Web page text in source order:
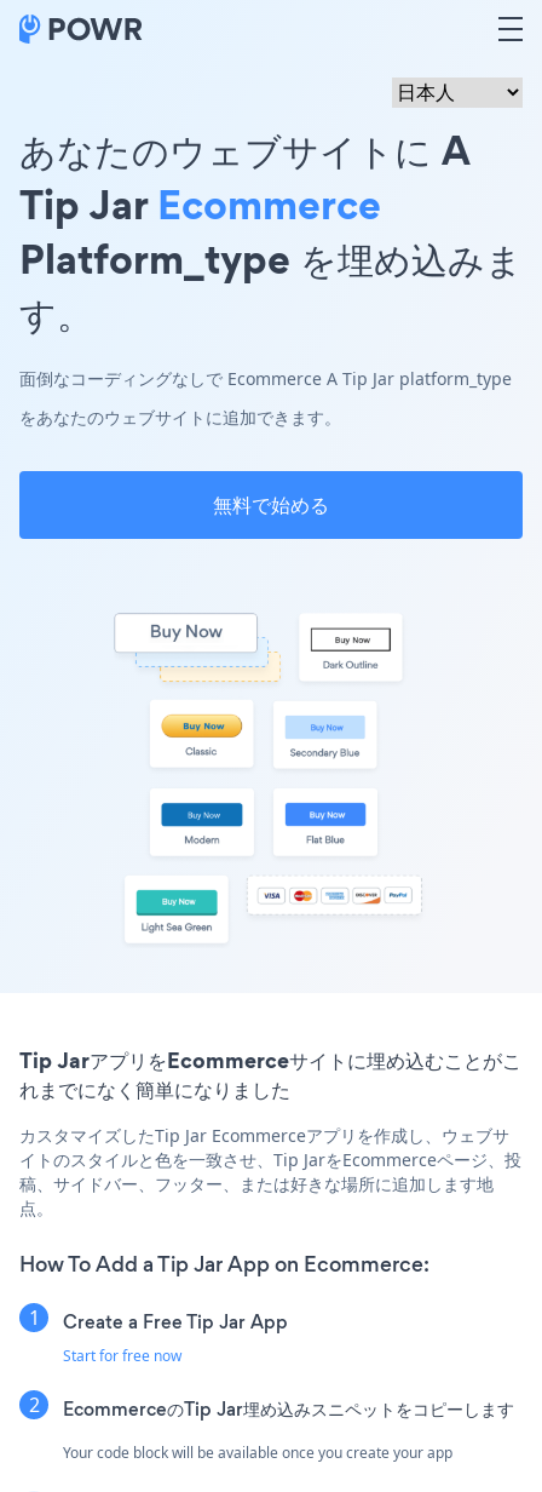
あなたのウェブサイトに A
Tip JarEcommerce
Platform_type を埋め込みま
す。
面倒なコーディングなしで Ecommerce A Tip Jar platform_type
をあなたのウェブサイトに追加できます。
無料で始める
Tip JarアプリをEcommerceサイトに埋め込むことがこ
れまでになく簡単になりました
カスタマイズしたTip Jar Ecommerceアプリを作成し、ウェブサ
イトのスタイルと色を一致させ、Tip JarをEcommerceページ、投
稿、サイドバー、フッター、または好きな場所に追加します地
点。
How To Add a Tip Jar App on Ecommerce:
Create a Free Tip Jar App
Start for free now
EcommerceのTip Jar埋め込みスニペットをコピーします
Your code block will be available once you create your app